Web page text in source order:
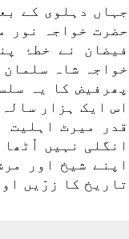
جہاں دہلوی کے
حضرت خواجہ نور
فیضان نے خطۂ
خواجہ شاہ
پھرفیض کا یہ
اس ایک ہزار
قدر میرٹ اہلیت
انگلی نہیں
اپنے شیخ اور
تاریخ کا زرّیں